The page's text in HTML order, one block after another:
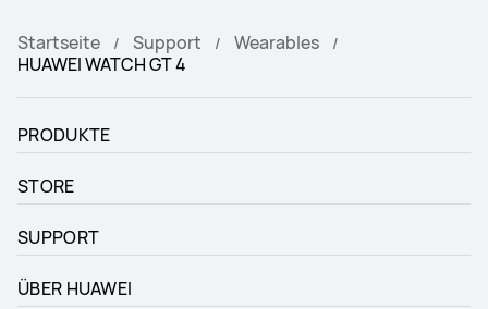
Startseite Support
Wearables
HUAWEI WATCH GT 4
PRODUKTE
STORE
SUPPORT
ÜBER HUAWEI